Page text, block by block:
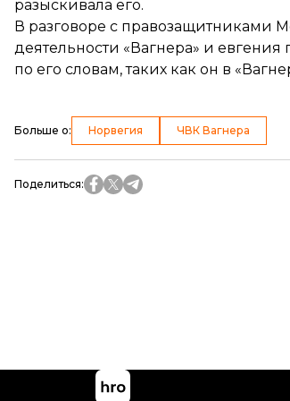
разыскивала его.
В разговоре с правозащитниками
деятельности «Вагнера» и евгения
по его словам, таких как он в
Больше о: Норвегия ЧВК Вагнера
Поделиться: